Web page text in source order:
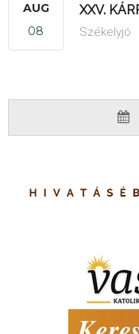
AUG
08
XXV.
Székelyjó